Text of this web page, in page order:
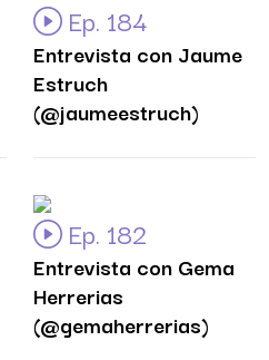
Ep. 184
Entrevista con Jaume
Estruch
(@jaumeestruch)
Ep. 182
Entrevista con Gema
Herrerias
(@gemaherrerias)